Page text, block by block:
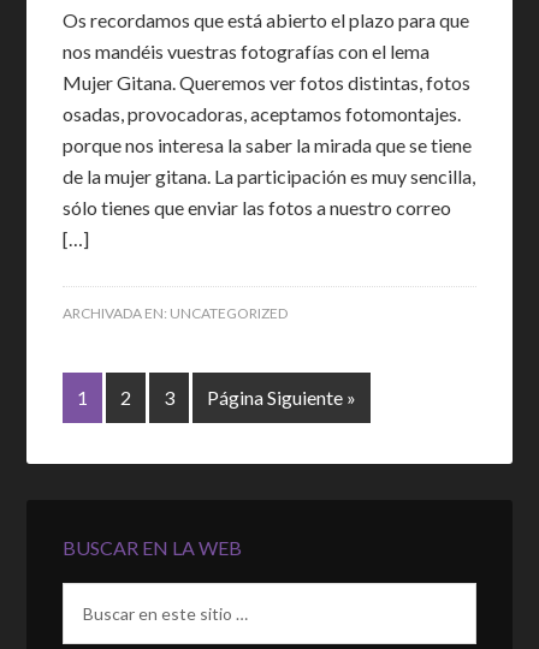
Os recordamos que está abierto el plazo para que
nos mandéis vuestras fotografías con el lema
Mujer Gitana. Queremos ver fotos distintas, fotos
osadas, provocadoras, aceptamos fotomontajes.
porque nos interesa la saber la mirada que se tiene
de la mujer gitana. La participación es muy sencilla,
sólo tienes que enviar las fotos a nuestro correo
[…]
ARCHIVADA EN: UNCATEGORIZED
1 2 3 Página Siguiente »
BUSCAR EN LA WEB